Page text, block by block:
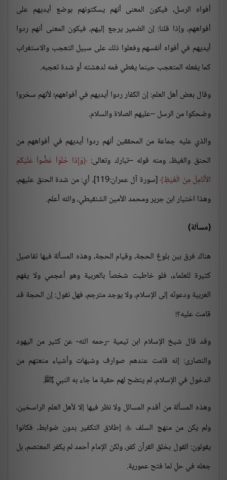
أفواه الرسل، فيكون المعنى أنهم يسكتونهم بوضع أيديهم على
أفواههم، وإذا قلنا: إن الضمير يرجع إليهم، فيكون المعنى أنهم ردوا
أيديهم في أفواه أنفسهم وفعلوا ذلك على سبيل التعجب والاستغراب
كما يفعله المتعجب حينما يغطي فمه لدهشته أو شدة تعجبه.
وقال بعض أهل العلم: إن الكفار ردوا أيديهم في أفواههم؛ لأنهم سخروا
وضحكوا من الرسل –عليهم الصلاة والسلام.
والذي عليه جماعة من المحققين أنهم ردوا أيديهم في أفواههم من
الحنق والغيظ، ومنه قوله –تبارك وتعالى: وَإِذَا خَلَوْاْ عَضُّواْ عَلَيْكُمُ
الأَنَامِلَ مِنَ الْغَيْظِ
[سورة آل عمران:119]، أي: من شدة الحنق عليهم،
وهذا اختيار ابن جرير ومحمد الأمين الشنقيطي، والله أعلم.
(مسألة)
هناك فرق بين بلوغ الحجة، وقيام الحجة، وهذه المسألة فيها تفاصيل
كثيرة للعلماء، فلو خاطبت شخصاً بالعربية وهو أعجمي ولا يفهم
العربية ودعوتَه إلى الإسلام، ولا يوجد مترجم، فهل نقول: إن الحجة قد
قامت عليه؟!
وقد قال شيخ الإسلام ابن تيمية -رحمه الله- عن كثير من اليهود
والنصارى: إنه قامت عندهم صوارف وشبهات وأشياء منعتهم من
الدخول في الإسلام، لم يتضح لهم حقية ما جاء به النبي ﷺ.
وهذه المسألة من أقدم المسائل ولا نظر فيها إلا لأهل العلم الراسخين،
ولم يكن من منهج السلف
إطلاق التكفير بدون ضوابط، فكانوا
يقولون: القول بخلق القرآن كفر، ولكن الإمام أحمد لم يكفر المعتصم، بل
جعله في حللما فتح عمورية.